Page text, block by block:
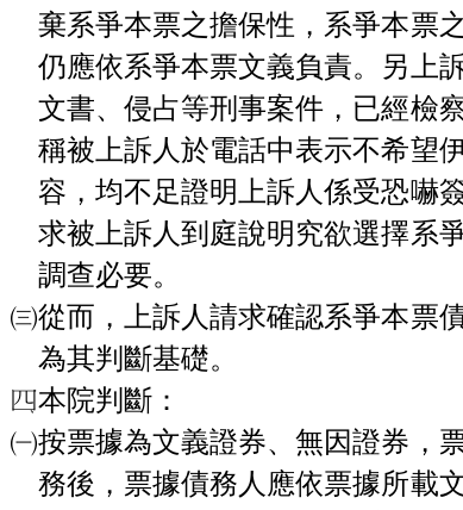
棄系爭本票之擔保性，系爭本票
仍應依系爭本票文義負責。另上
文書、侵占等刑事案件，已經檢
稱被上訴人於電話中表示不希望
容，均不足證明上訴人係受恐嚇
求被上訴人到庭說明究欲選擇系
調查必要。
㈢從而，上訴人請求確認系爭本票
為其判斷基礎。
本院判斷：
㈠按票據為文義證券、無因證券，
務後，票據債務人應依票據所載